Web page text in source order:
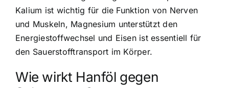
Kalium ist wichtig für die Funktion von Nerven
und Muskeln, Magnesium unterstützt den
Energiestoffwechsel und Eisen ist essentiell für
den Sauerstofftransport im Körper.
Wie wirkt Hanföl gegen